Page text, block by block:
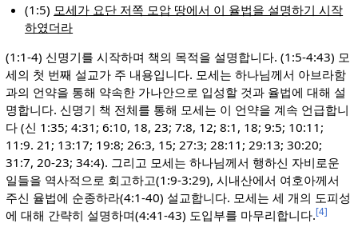
(1:5) 모세가 요단 저쪽 모압 땅에서 이 율법을 설명하기 시작
하였더라
(1:1-4) 신명기를 시작하며 책의 목적을 설명합니다. (1:5-4:43) 모
세의 첫 번째 설교가 주 내용입니다. 모세는 하나님께서 아브라함
과의 언약을 통해 약속한 가나안으로 입성할 것과 율법에 대해 설
명합니다. 신명기 책 전체를 통해 모세는 이 언약을 계속 언급합니
다 (신 1:35; 4:31; 6:10, 18, 23; 7:8, 12; 8:1, 18; 9:5; 10:11;
11:9. 21; 13:17; 19:8; 26:3, 15; 27:3; 28:11; 29:13; 30:20;
31:7, 20-23; 34:4). 그리고 모세는 하나님께서 행하신 자비로운
일들을 역사적으로 회고하고(1:9-3:29), 시내산에서 여호아께서
주신 율법에 순종하라(4:1-40) 설교합니다. 모세는 세 개의 도피성
에 대해 간략히 설명하며(4:41-43) 도입부를 마무리합니다.[4]